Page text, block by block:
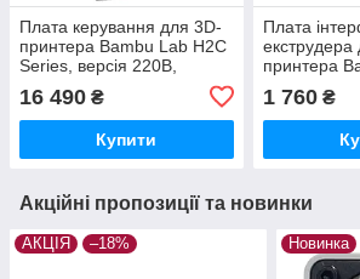
Плата керування для 3D-
принтера Bambu Lab H2C
Series, версія 220В,
16 490 ₴
Купити
Плата
екструдера
принтера
Series,
1 760₴
Акційні пропозиції та новинки
АКЦІЯ –18% Новинка